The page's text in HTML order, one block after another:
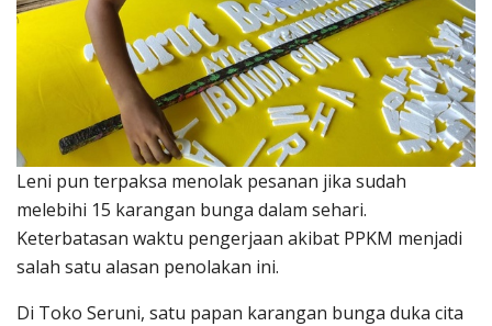
Leni pun terpaksa menolak pesanan jika sudah
melebihi 15 karangan bunga dalam sehari.
Keterbatasan waktu pengerjaan akibat PPKM menjadi
salah satu alasan penolakan ini.
Di Toko Seruni, satu papan karangan bunga duka cita